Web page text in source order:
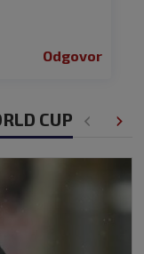
Odgovor
CUP